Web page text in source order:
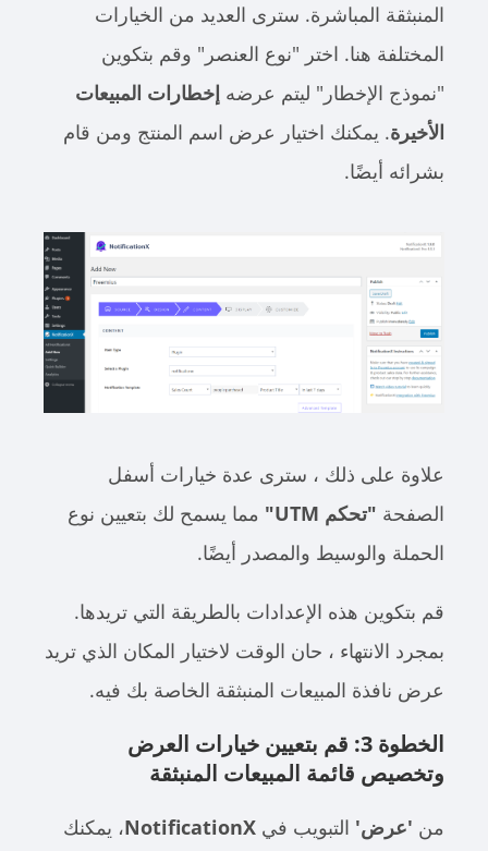
المنبثقة المباشرة. سترى العديد من الخيارات
المختلفة هنا. اختر "نوع العنصر" وقم بتكوين
"نموذج الإخطار" ليتم عرضهإخطارات المبيعات
الأخيرة. يمكنك اختيار عرض اسم المنتج ومن قام
بشرائه أيضًا.
علاوة على ذلك ، سترى عدة خيارات أسفل
الصفحة"تحكم UTM"
مما يسمح لك بتعيين نوع
الحملة والوسيط والمصدر أيضًا.
قم بتكوين هذه الإعدادات بالطريقة التي تريدها.
بمجرد الانتهاء ، حان الوقت لاختيار المكان الذي تريد
عرض نافذة المبيعات المنبثقة الخاصة بك فيه.
الخطوة 3: قم بتعيين خيارات العرض
وتخصيص قائمة المبيعات المنبثقة
من'عرض'التبويب فيNotificationX، يمكنك